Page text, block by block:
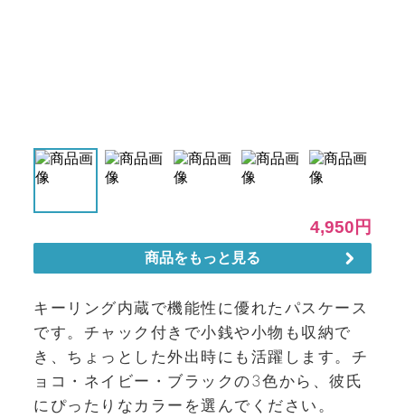
キーリング内蔵で機能性に優れたパスケース
です。チャック付きで小銭や小物も収納で
き、ちょっとした外出時にも活躍します。チ
ョコ・ネイビー・ブラックの3色から、彼氏
にぴったりなカラーを選んでください。